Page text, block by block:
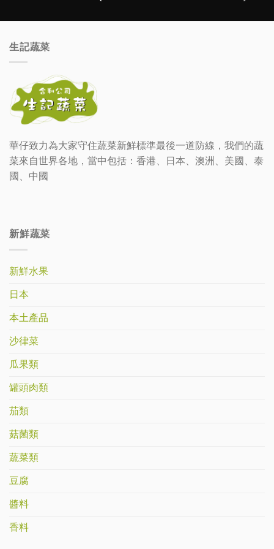
生記蔬菜
華仔致力為大家守住蔬菜新鮮標準最後一道防線，我們的蔬
菜來自世界各地，當中包括：香港、日本、澳洲、美國、泰
國、中國
新鮮蔬菜
新鮮水果
日本
本土產品
沙律菜
瓜果類
罐頭肉類
茄類
菇菌類
蔬菜類
豆腐
醬料
香料